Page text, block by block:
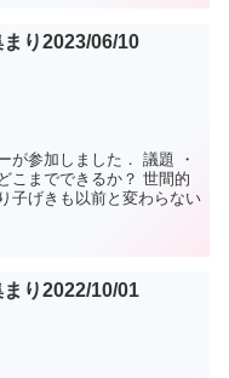
り2023/06/10
が参加しました． 議題 ・
こまでできるか？ 世間的
子げきも以前と変わらない
り2022/10/01